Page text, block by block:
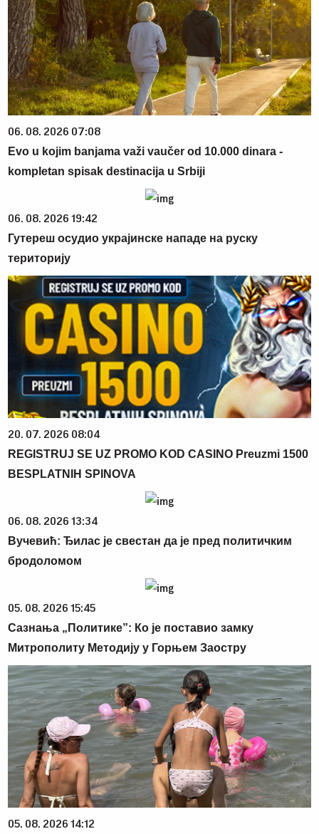
06. 08. 2026 07:08
Evo u kojim banjama važi vaučer od 10.000 dinara -
kompletan spisak destinacija u Srbiji
06. 08. 2026 19:42
Гутереш осудио украјинске нападе на руску
територију
20. 07. 2026 08:04
REGISTRUJ SE UZ PROMO KOD CASINO Preuzmi 1500
BESPLATNIH SPINOVA
06. 08. 2026 13:34
Вучевић: Ђилас је свестан да је пред политичким
бродоломом
05. 08. 2026 15:45
Сазнања „Политике”: Ко је поставио замку
Митрополиту Методију у Горњем Заостру
05. 08. 2026 14:12